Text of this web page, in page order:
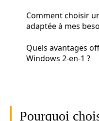
Comment choisir
adaptée à mes
Quels avantages
Windows 2-en-1 ?
Pourquoi